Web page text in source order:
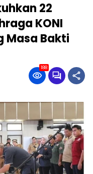
22
KONI
Masa Bakti
188